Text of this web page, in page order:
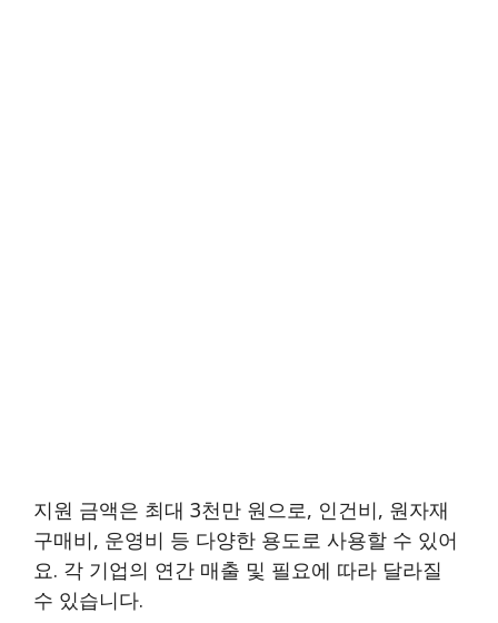
지원 금액은 최대 3천만 원으로, 인건비, 원자재
구매비, 운영비 등 다양한 용도로 사용할 수 있어
요. 각 기업의 연간 매출 및 필요에 따라 달라질
수 있습니다.